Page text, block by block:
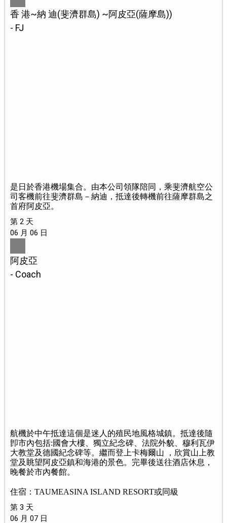
香 港~納 迪(斐濟群島) ~阿皮亞(薩摩島))
- FJ
是日於香港機場集合。由本公司領隊陪同，乘斐濟航空公
司客機前往斐濟群島－納迪，抵達後轉機前往薩摩群島之
首府阿皮亞。
第 2 天
06 月 06 日
阿皮亞
- Coach
航機於中午抵達這個是迷人的殖民地風格城鎮。抵達後隨
卽市內包括:國會大樓、獨立紀念碑、法院外貌、穆利瓦伊
大教堂及德國紀念碑等。繼而登上卡梅爾山 ，欣賞山上教
堂及眺望阿皮亞鎮和海港的景色。完畢後送往酒店休息，
晚餐於市內餐館。
住宿：TAUMEASINA ISLAND RESORT或同級
第 3 天
06 月 07 日